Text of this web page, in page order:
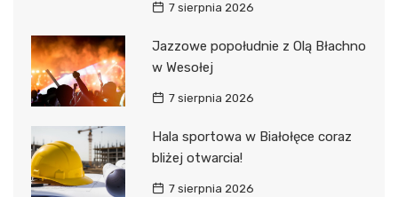
7 sierpnia 2026
Jazzowe popołudnie z Olą Błachno
w Wesołej
7 sierpnia 2026
Hala sportowa w Białołęce coraz
bliżej otwarcia!
7 sierpnia 2026